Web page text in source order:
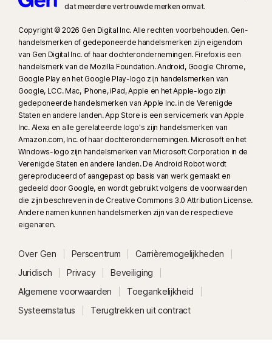
dat meerdere vertrouwde merken omvat.
Copyright © 2026 Gen Digital Inc. Alle rechten voorbehouden. Gen-
handelsmerken of gedeponeerde handelsmerken zijn eigendom
van Gen Digital Inc. of haar dochterondernemingen. Firefox is een
handelsmerk van de Mozilla Foundation. Android, Google Chrome,
Google Play en het Google Play-logo zijn handelsmerken van
Google, LCC. Mac, iPhone, iPad, Apple en het Apple-logo zijn
gedeponeerde handelsmerken van Apple Inc. in de Verenigde
Staten en andere landen. App Store is een servicemerk van Apple
Inc. Alexa en alle gerelateerde logo's zijn handelsmerken van
Amazon.com, Inc. of haar dochterondernemingen. Microsoft en het
Windows-logo zijn handelsmerken van Microsoft Corporation in de
Verenigde Staten en andere landen. De Android Robot wordt
gereproduceerd of aangepast op basis van werk gemaakt en
gedeeld door Google, en wordt gebruikt volgens de voorwaarden
die zijn beschreven in de Creative Commons 3.0 Attribution License.
Andere namen kunnen handelsmerken zijn van de respectieve
eigenaren.
Over Gen Perscentrum
Carrièremogelijkheden
Juridisch
Privacy
Beveiliging
Algemene voorwaarden
Toegankelijkheid
Systeemstatus
Terugtrekken uit contract